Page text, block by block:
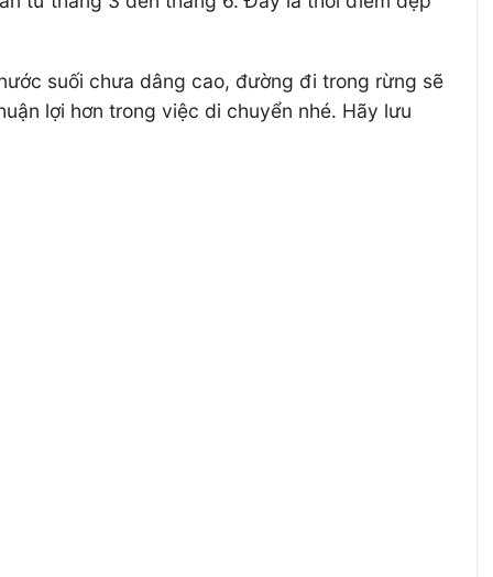
suối chưa dâng cao, đường đi trong rừng sẽ
lợi hơn trong việc di chuyển nhé. Hãy lưu